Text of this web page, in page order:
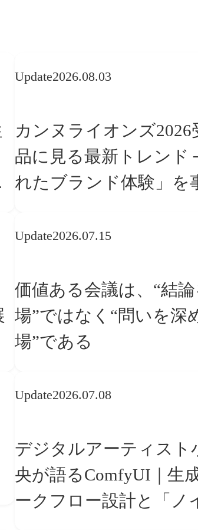
Update2026.08.03
カンヌライオンズ2026
品に見る最新トレンド ──「優
れたブランド体験」を
Update2026.07.15
価値ある会議は、“結
場”ではなく“問いを深
場”である
Update2026.07.08
デジタルアーティスト
央が語るComfyUI｜生
ークフロー設計と「ノ